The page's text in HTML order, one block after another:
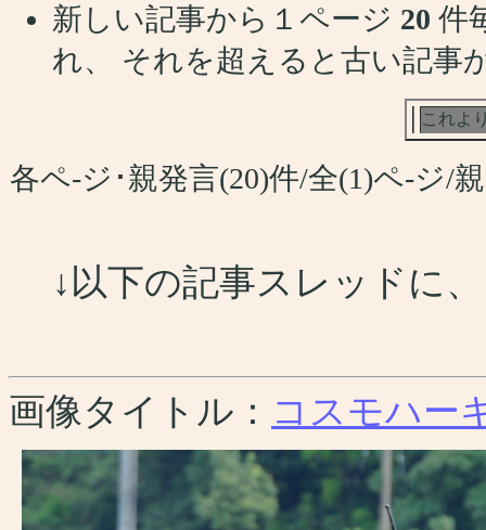
新しい記事から１ページ 20 件
れ、 それを超えると古い記事
これよ
各ペ-ジ･親発言(20)件/全(1)ペ-ジ/
↓以下の記事スレッドに
画像タイトル： コスモハー